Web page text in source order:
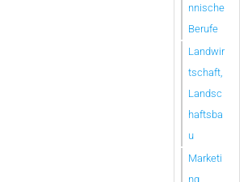
nnische
Berufe
Landwir
tschaft,
Landsc
haftsba
u
Marketi
ng,